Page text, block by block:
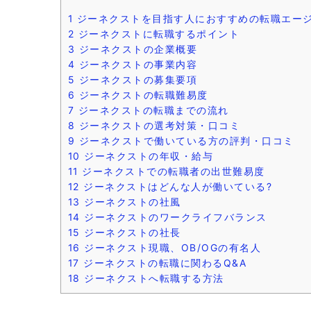
1 ジーネクストを目指す人におすすめの転職エー
2 ジーネクストに転職するポイント
3 ジーネクストの企業概要
4 ジーネクストの事業内容
5 ジーネクストの募集要項
6 ジーネクストの転職難易度
7 ジーネクストの転職までの流れ
8 ジーネクストの選考対策・口コミ
9 ジーネクストで働いている方の評判・口コミ
10 ジーネクストの年収・給与
11 ジーネクストでの転職者の出世難易度
12 ジーネクストはどんな人が働いている?
13 ジーネクストの社風
14 ジーネクストのワークライフバランス
15 ジーネクストの社長
16 ジーネクスト現職、OB/OGの有名人
17 ジーネクストの転職に関わるQ&A
18 ジーネクストへ転職する方法